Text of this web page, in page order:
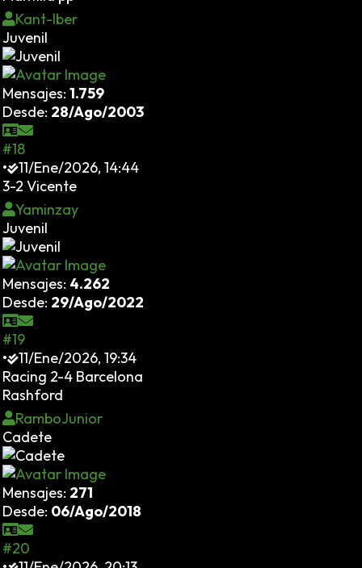
Kant-Iber
Juvenil
Mensajes: 1.759
Desde: 28/Ago/2003
#18
•
11/Ene/2026, 14:44
3-2 Vicente
Yaminzay
Juvenil
Mensajes: 4.262
Desde: 29/Ago/2022
#19
•
11/Ene/2026, 19:34
Racing 2-4 Barcelona
Rashford
RamboJunior
Cadete
Mensajes: 271
Desde: 06/Ago/2018
#20